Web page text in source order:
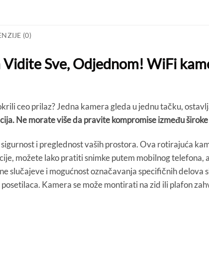
(0)
Sve, Odjednom! WiFi
ceo prilaz? Jedna kamera gleda u jednu tačku,
Ne morate više da pravite kompromise između
i preglednost vaših prostora. Ova rotirajuća
možete lako pratiti snimke putem mobilnog telefona,
slučajeve i mogućnost označavanja specifičnih delova
Kamera se može montirati na zid ili plafon